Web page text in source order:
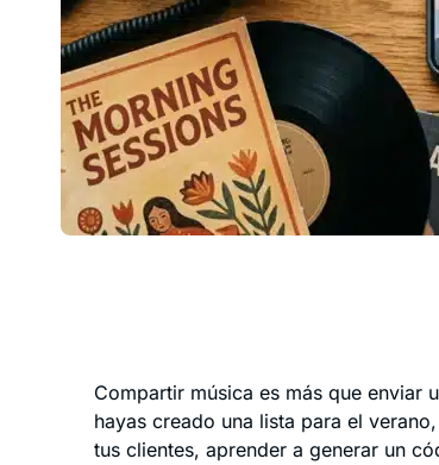
Compartir música es más que enviar
hayas creado una lista para el
tus clientes, aprender a generar un